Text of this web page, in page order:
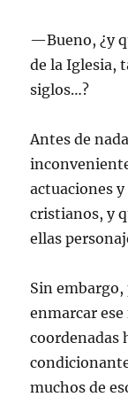
—Bueno, ¿y
de la Iglesia,
siglos…?
Antes de
actuaciones
cristianos, y
ellas
Sin embargo,
enmarcar
coordenadas
muchos de